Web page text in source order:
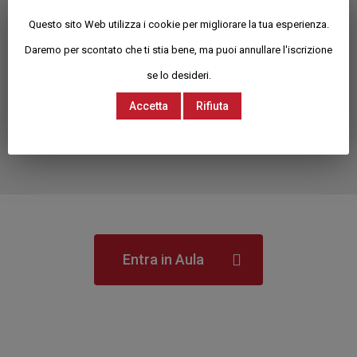
Materiale Accessorio
Entra in Aula
Questo sito Web utilizza i cookie per migliorare la tua esperienza.
Daremo per scontato che ti stia bene, ma puoi annullare l'iscrizione
se lo desideri.
Accetta Rifiuta